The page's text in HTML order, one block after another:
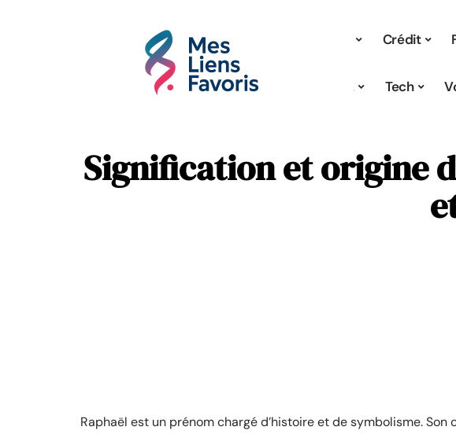
Crédit
Hobbies Tech
Signification et origine
Raphaël est un prénom chargé d’histoire et de symbolisme.